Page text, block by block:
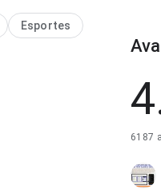
Esportes
6187